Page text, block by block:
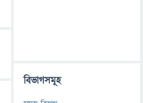
বিভাগসমূহ